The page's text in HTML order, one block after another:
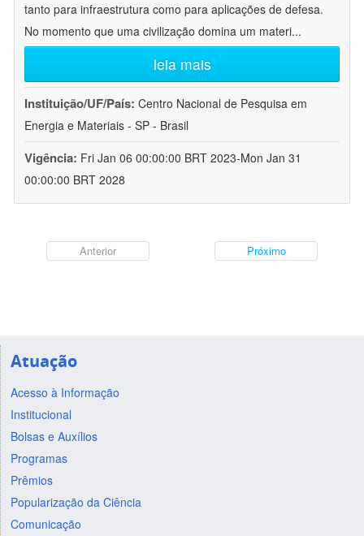
tanto para infraestrutura como para aplicações de defesa.
No momento que uma civilização domina um materi...
leia mais
Instituição/UF/País: Centro Nacional de Pesquisa em
Energia e Materiais - SP - Brasil
Vigência: Fri Jan 06 00:00:00 BRT 2023-Mon Jan 31
00:00:00 BRT 2028
Anterior Próximo
Atuação
Acesso à Informação
Institucional
Bolsas e Auxílios
Programas
Prêmios
Popularização da Ciência
Comunicação